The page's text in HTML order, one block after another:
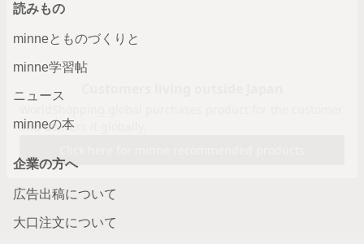
読みもの
minneとものづくりと
minne学習帖
ニュース
minneの本
企業の方へ
広告出稿について
大口注文について